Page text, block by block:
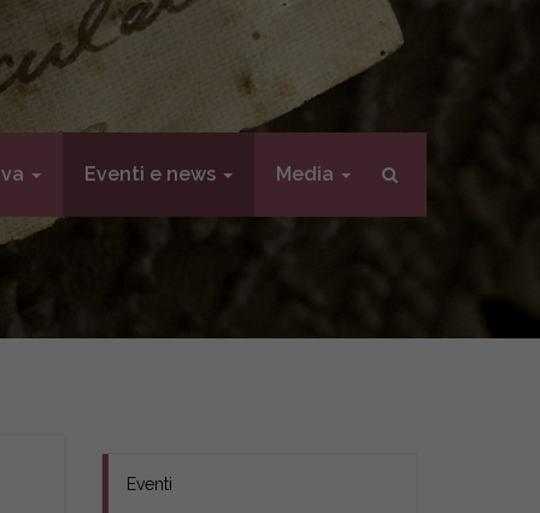
Eventi e news Media
Eventi